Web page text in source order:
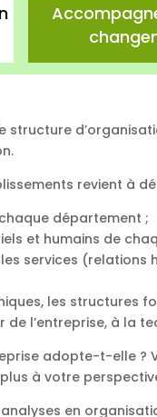
structure
revient à
département ;
et humains de
services
les structures
l’entreprise, à la
adopte-t-elle ?
à votre
analyses en